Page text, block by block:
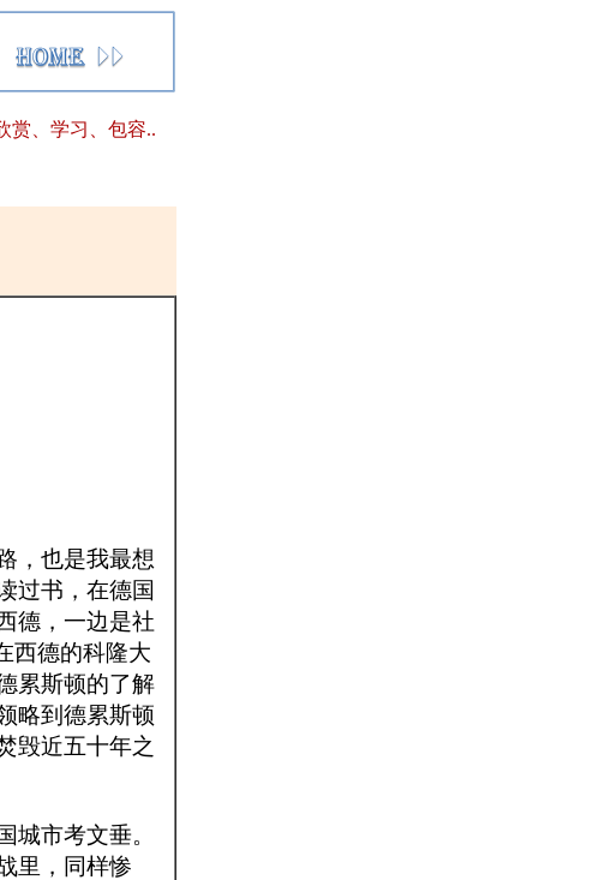
赏、学习、包容..
，也是我最想
过书，在德国
德，一边是社
西德的科隆大
累斯顿的了解
略到德累斯顿
毁近五十年之
城市考文垂。
里，同样惨